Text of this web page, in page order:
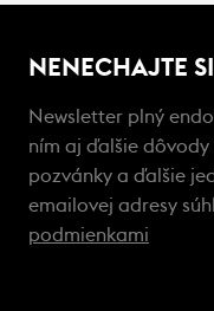
NENECHAJTE
Newsletter plný
ním aj ďalšie dôvody
pozvánky a ďalšie
emailovej adresy
podmienkami